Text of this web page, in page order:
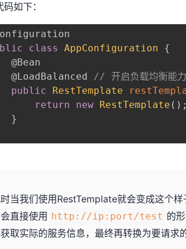
如下：
class AppConfiguration
{
@Bean
@LoadBalanced
// 开启负载均衡能力
public
RestTemplate
return
new RestTemplate ( ) ;
}
当我们使用RestTemplate就会变成这个样
直接使用 http://ip:port/test 的
取实际的服务信息，最终再转换为要请求